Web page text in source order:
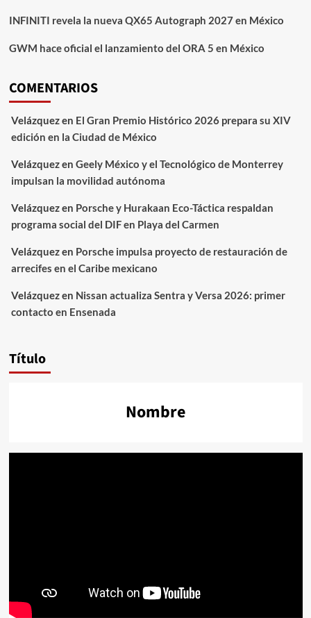
INFINITI revela la nueva QX65 Autograph 2027 en México
GWM hace oficial el lanzamiento del ORA 5 en México
COMENTARIOS
Velázquezen El Gran Premio Histórico 2026 prepara su XIV
edición en la Ciudad de México
Velázquezen Geely México y el Tecnológico de Monterrey
impulsan la movilidad autónoma
Velázquezen Porsche y Hurakaan Eco-Táctica respaldan
programa social del DIF en Playa del Carmen
Velázquezen Porsche impulsa proyecto de restauración de
arrecifes en el Caribe mexicano
Velázquezen Nissan actualiza Sentra y Versa 2026: primer
contacto en Ensenada
Título
Nombre